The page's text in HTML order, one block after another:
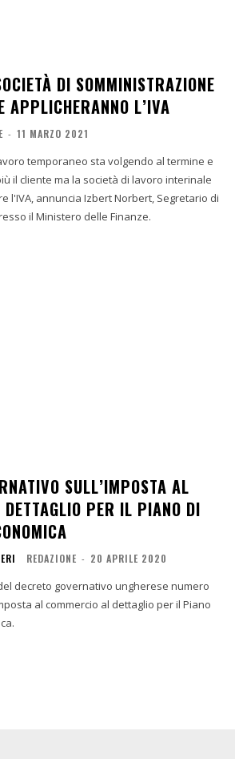
DI SOMMINISTRAZIONE
APPLICHERANNO L’IVA
- 11 MARZO 2021
temporaneo sta volgendo al termine e
il cliente ma la società di lavoro interinale
l'IVA, annuncia Izbert Norbert, Segretario di
il Ministero delle Finanze.
SULL’IMPOSTA AL
DETTAGLIO PER IL PIANO DI
REDAZIONE - 20 APRILE 2020
decreto governativo ungherese numero
al commercio al dettaglio per il Piano